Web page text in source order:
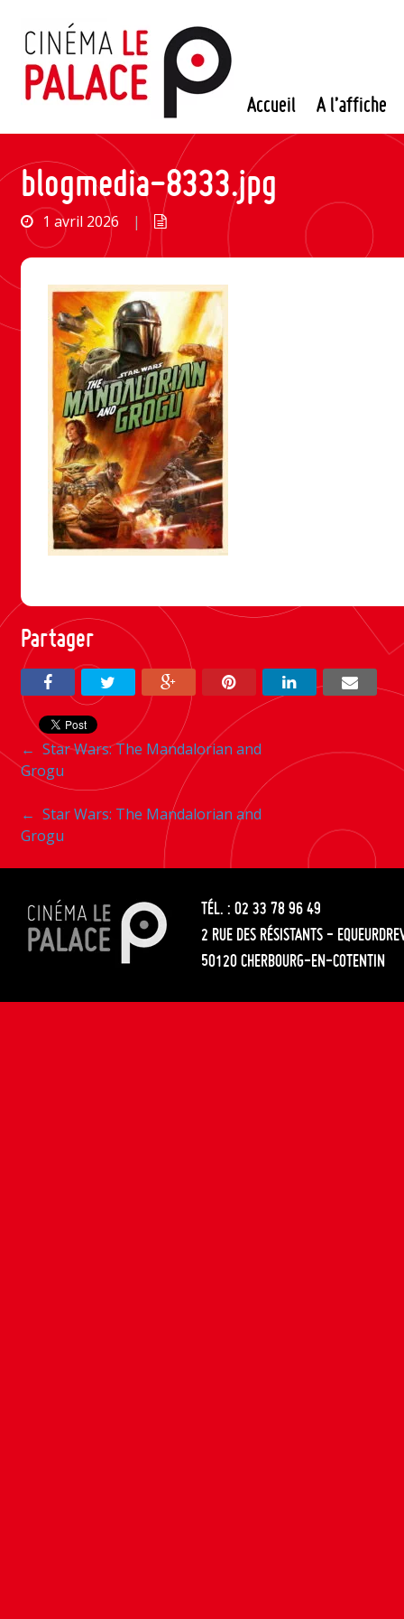
contenu
Accueil A l’affiche
blogmedia-8333.jpg
1 avril 2026 |
Partager
Navigation
entre
les
articles
← Star Wars: The Mandalorian and
Grogu
Navigation
entre
les
articles
← Star Wars: The Mandalorian and
Grogu
TÉL. : 02 33 78 96 49
2 RUE DES RÉSISTANTS -
50120 CHERBOURG-EN-COTENTIN